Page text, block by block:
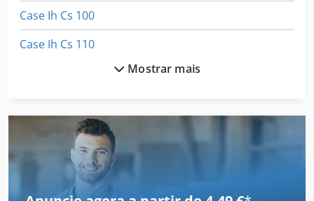
Case Ih Cs 100
Case Ih Cs 110
Case Ih Cvx 1155
Case Ih Cvx 1170
Case Ih Cvx 1190
Mostrar mais